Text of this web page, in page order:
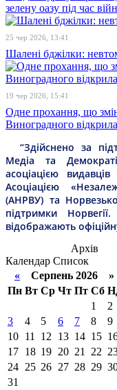
зелену оазу під час
25 чер 2026, 13:41
Шалені бджілки:
19 чер 2026, 15:41
Одне прохання, що
Виноградного
“Здійснено за
Медіа та
асоціацією
Асоціацією
(АНРВУ) та
підтримки
відображають
Архів
Календар Список
« Серпень 2026 »
Пн Вт Ср Чт Пт Сб
1
2
3
4 5 6 7 8
9
10 11 12 13 14 15
17 18 19 20 21 22
24 25 26 27 28 29
31